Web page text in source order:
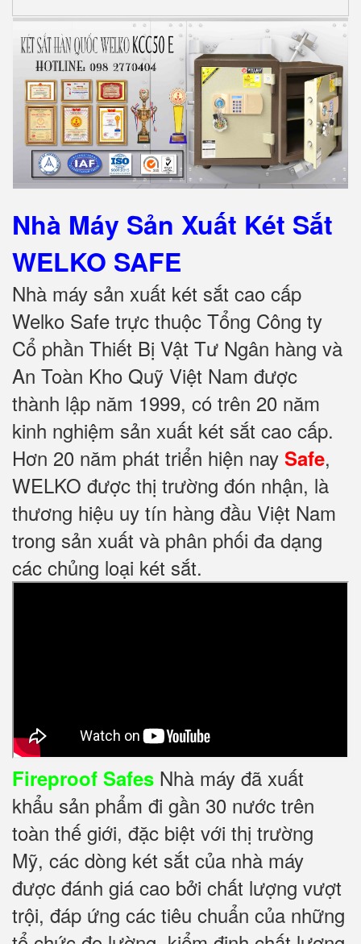
Nhà Máy Sản Xuất Két Sắt
WELKO SAFE
Nhà máy sản xuất két sắt cao cấp
Welko Safe trực thuộc Tổng Công ty
Cổ phần Thiết Bị Vật Tư Ngân hàng và
An Toàn Kho Quỹ Việt Nam được
thành lập năm 1999, có trên 20 năm
kinh nghiệm sản xuất két sắt cao cấp.
Hơn 20 năm phát triển hiện nay Safe,
WELKO được thị trường đón nhận, là
thương hiệu uy tín hàng đầu Việt Nam
trong sản xuất và phân phối đa dạng
các chủng loại két sắt.
Fireproof Safes Nhà máy đã xuất
khẩu sản phẩm đi gần 30 nước trên
toàn thế giới, đặc biệt với thị trường
Mỹ, các dòng két sắt của nhà máy
được đánh giá cao bởi chất lượng vượt
trội, đáp ứng các tiêu chuẩn của những